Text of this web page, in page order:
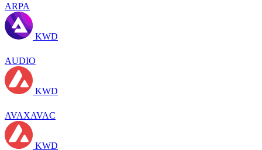
ARPA
KWD
AUDIO
KWD
AVAXAVAC
KWD